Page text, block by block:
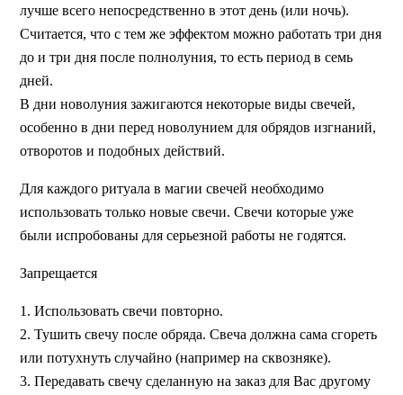
лучше всего непосредственно в этот день (или ночь).
Считается, что с тем же эффектом можно работать три дня
до и три дня после полнолуния, то есть период в семь
дней.
В дни новолуния зажигаются некоторые виды свечей,
особенно в дни перед новолунием для обрядов изгнаний,
отворотов и подобных действий.
Для каждого ритуала в магии свечей необходимо
использовать только новые свечи. Свечи которые уже
были испробованы для серьезной работы не годятся.
Запрещается
1. Использовать свечи повторно.
2. Тушить свечу после обряда. Свеча должна сама сгореть
или потухнуть случайно (например на сквозняке).
3. Передавать свечу сделанную на заказ для Вас другому